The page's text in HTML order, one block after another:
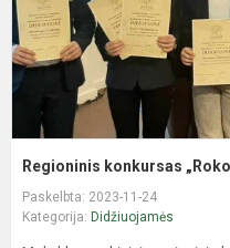
Regioninis konkursas
Paskelbta: 2023-11-24
Kategorija: Didžiuojamės